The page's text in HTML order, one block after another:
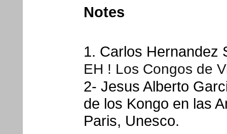
Notes
1. Carlos
EH ! Los Congos de
2- Jesus Alberto
de los Kongo en las
Paris, Unesco.